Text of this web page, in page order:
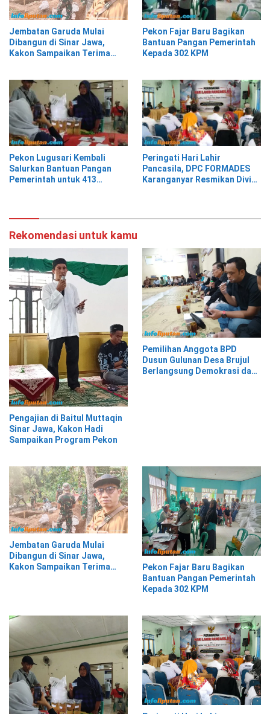
Jembatan Garuda Mulai
Dibangun di Sinar Jawa,
Kakon Sampaikan Terima
Pekon Fajar Baru Bagikan
Bantuan Pangan Pemerintah
Kepada 302 KPM
Pekon Lugusari Kembali
Salurkan Bantuan Pangan
Pemerintah untuk 413
Peringati Hari Lahir
Pancasila, DPC FORMADES
Karanganyar Resmikan Divisi
Rekomendasi untuk kamu
Pengajian di Baitul Muttaqin
Sinar Jawa, Kakon Hadi
Sampaikan Program Pekon
Pemilihan Anggota BPD
Dusun Gulunan Desa Brujul
Berlangsung Demokrasi dan
Jembatan Garuda Mulai
Dibangun di Sinar Jawa,
Kakon Sampaikan Terima
Pekon Fajar Baru Bagikan
Bantuan Pangan Pemerintah
Kepada 302 KPM